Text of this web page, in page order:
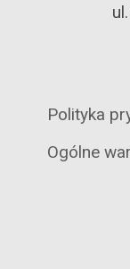
Polityka
Ogólne